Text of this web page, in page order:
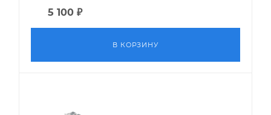
5 100 ₽
В КОРЗИНУ